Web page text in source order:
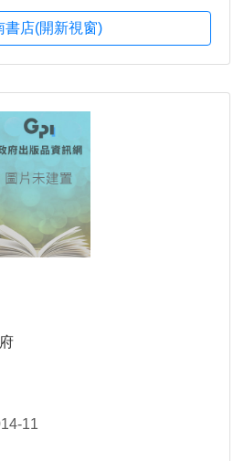
書店(開新視窗)
11